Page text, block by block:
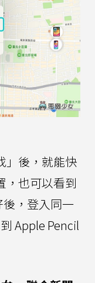
」後，就能快
，也可以看到
，登入同一
Apple Pencil